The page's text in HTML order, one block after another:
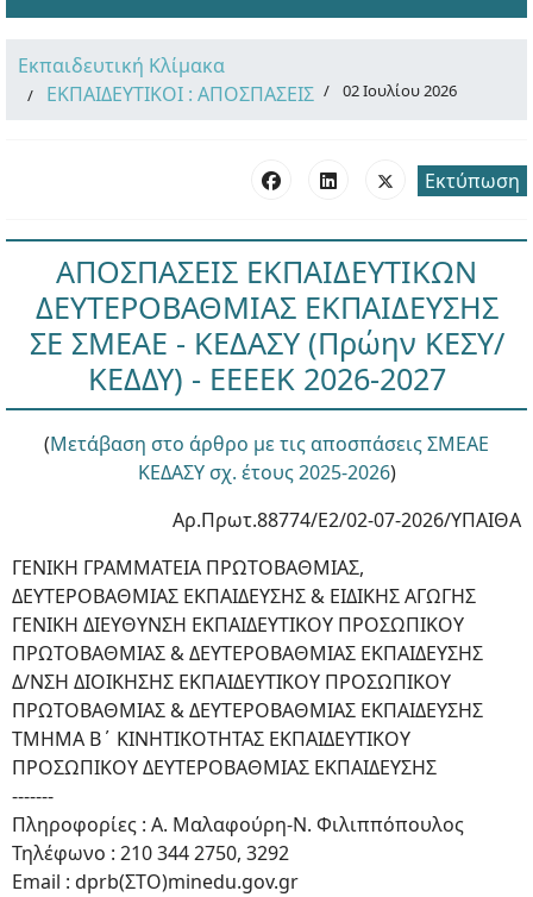
Εκπαιδευτική Κλίμακα
ΕΚΠΑΙΔΕΥΤΙΚΟΙ : ΑΠΟΣΠΑΣΕΙΣ
02 Ιουλίου 2026
Εκτύπωση
ΑΠΟΣΠΑΣΕΙΣ ΕΚΠΑΙΔΕΥΤΙΚΩΝ
ΔΕΥΤΕΡΟΒΑΘΜΙΑΣ ΕΚΠΑΙΔΕΥΣΗΣ
ΣΕ ΣΜΕΑΕ - ΚΕΔΑΣΥ (Πρώην ΚΕΣΥ/
ΚΕΔΔΥ) - ΕΕΕΕΚ 2026-2027
(Μετάβαση στο άρθρο με τις αποσπάσεις ΣΜΕΑΕ
ΚΕΔΑΣΥ σχ. έτους 2025-2026)
Αρ.Πρωτ.88774/Ε2/02-07-2026/ΥΠΑΙΘΑ
ΓΕΝΙΚΗ ΓΡΑΜΜΑΤΕΙΑ ΠΡΩΤΟΒΑΘΜΙΑΣ,
ΔΕΥΤΕΡΟΒΑΘΜΙΑΣ ΕΚΠΑΙΔΕΥΣΗΣ & ΕΙΔΙΚΗΣ ΑΓΩΓΗΣ
ΓΕΝΙΚΗ ΔΙΕΥΘΥΝΣΗ ΕΚΠΑΙΔΕΥΤΙΚΟΥ ΠΡΟΣΩΠΙΚΟΥ
ΠΡΩΤΟΒΑΘΜΙΑΣ & ΔΕΥΤΕΡΟΒΑΘΜΙΑΣ ΕΚΠΑΙΔΕΥΣΗΣ
Δ/ΝΣΗ ΔΙΟΙΚΗΣΗΣ ΕΚΠΑΙΔΕΥΤΙΚΟΥ ΠΡΟΣΩΠΙΚΟΥ
ΠΡΩΤΟΒΑΘΜΙΑΣ & ΔΕΥΤΕΡΟΒΑΘΜΙΑΣ ΕΚΠΑΙΔΕΥΣΗΣ
ΤΜΗΜΑ Β΄ ΚΙΝΗΤΙΚΟΤΗΤΑΣ ΕΚΠΑΙΔΕΥΤΙΚΟΥ
ΠΡΟΣΩΠΙΚΟΥ ΔΕΥΤΕΡΟΒΑΘΜΙΑΣ ΕΚΠΑΙΔΕΥΣΗΣ
-------
Πληροφορίες : Α. Μαλαφούρη-Ν. Φιλιππόπουλος
Τηλέφωνο : 210 344 2750, 3292
Email : dprb(ΣΤΟ)minedu.gov.gr